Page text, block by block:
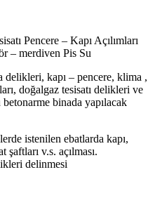
Pencere – Kapı Açılımları
– merdiven Pis Su
delikleri, kapı – pencere, klima ,
doğalgaz tesisatı delikleri ve
binada yapılacak
istenilen ebatlarda kapı,
şaftları v.s. açılması.
delinmesi